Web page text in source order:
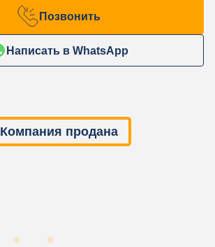
Позвонить
Написать в WhatsApp
Компания продана